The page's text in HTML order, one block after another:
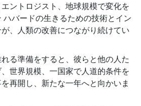
ントロジスト、地球規模で変化を
ハバードの生きるための技術とイン
、人類の改善につながり続けてい
る準備をすると、彼らと他の人た
世界規模、一国家で人道的条件を
再開し、新たな一年へと向かいま